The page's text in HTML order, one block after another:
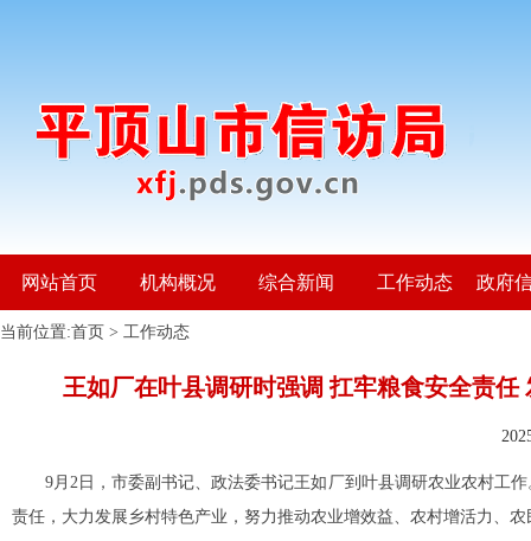
网站首页 机构概况 综合新闻 工作动态 政府
当前位置:首页 > 工作动态
王如厂在叶县调研时强调 扛牢粮食安全责
9月2日，市委副书记、政法委书记王如厂到叶县调研农业农村工
责任，大力发展乡村特色产业，努力推动农业增效益、农村增活力、农